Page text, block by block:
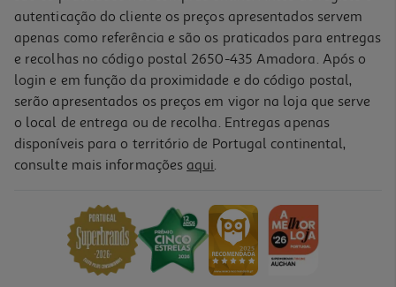
Tote Bag Algodão Auchan Roxo Your File 35x40cm
autenticação do cliente os preços apresentados servem
apenas como referência e são os praticados para entregas
e recolhas no código postal 2650-435 Amadora. Após o
login e em função da proximidade e do código postal,
serão apresentados os preços em vigor na loja que serve
o local de entrega ou de recolha. Entregas apenas
disponíveis para o território de Portugal continental,
consulte mais informações aqui.